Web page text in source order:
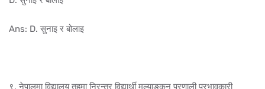
Ans: D. सुनाइ र बोलाइ
९. नेपालमा विद्यालय तहमा निरन्तर विद्यार्थी मूल्याङ्कन प्रणाली प्रभावकारी